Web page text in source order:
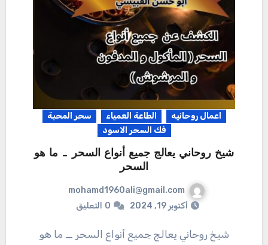
اعمال روحانيه الطاعة العمياء
سحر المحبة
فك السحر الاسود
شيخ روحاني يعالج جميع أنواع السحر _ ما هو
السحر
mohamd1960ali@gmail.com
أكتوبر 19, 2024
0 التعليق
شيخ روحاني يعالج جميع أنواع السحر _ ما هو